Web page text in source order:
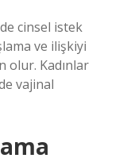
cinsel istek
ve ilişkiyi
olur. Kadınlar
vajinal